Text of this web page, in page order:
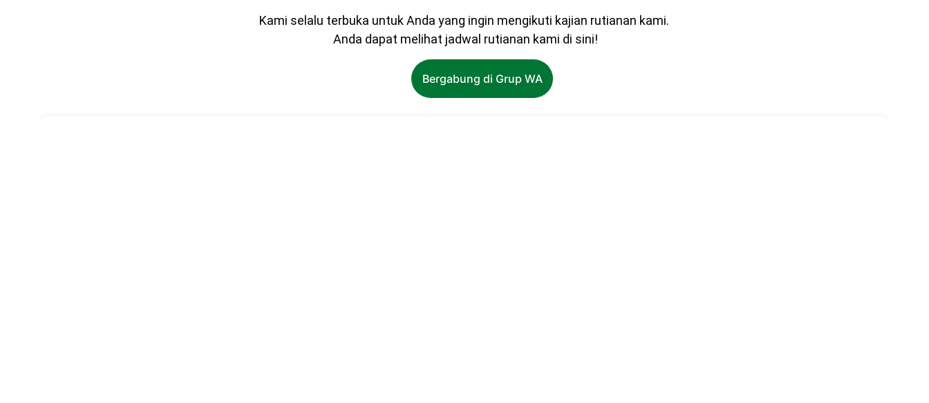
Kami selalu terbuka untuk Anda yang ingin mengikuti kajian rutianan kami.
Anda dapat melihat jadwal rutianan kami di sini!
Bergabung di Grup WA